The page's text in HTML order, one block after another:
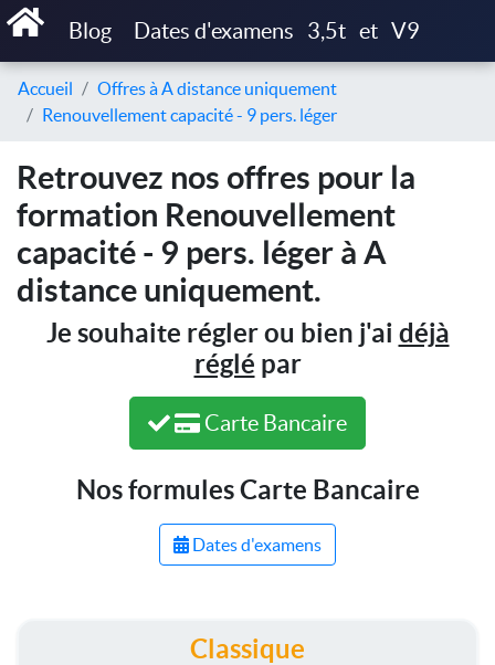
Blog Dates d'examens 3,5t et V9
Accueil
Offres à A distance uniquement
Renouvellement capacité - 9 pers. léger
Retrouvez nos offres pour la
formation Renouvellement
capacité - 9 pers. léger à A
distance uniquement.
Je souhaite régler ou bien j'ai déjà
réglé par
Carte Bancaire
Nos formules Carte Bancaire
Dates d'examens
Classique